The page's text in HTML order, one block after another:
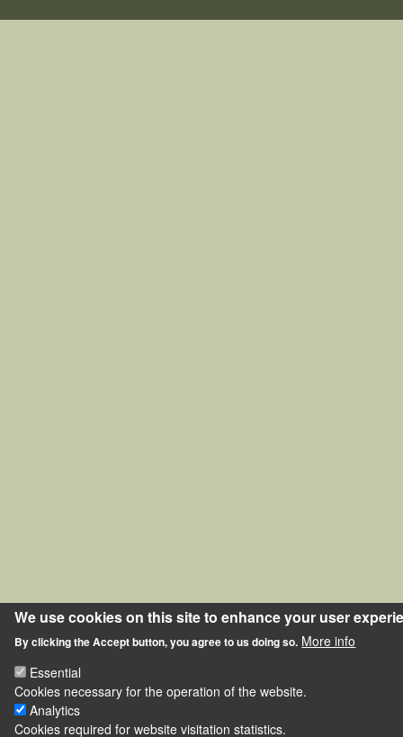
We use cookies on this site to enhance your user
By clicking the Accept button, you agree to us doing so. More info
Essential
Cookies necessary for the operation of the website.
Analytics
Cookies required for website visitation statistics.